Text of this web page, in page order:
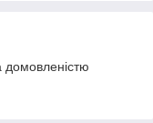
домовленістю